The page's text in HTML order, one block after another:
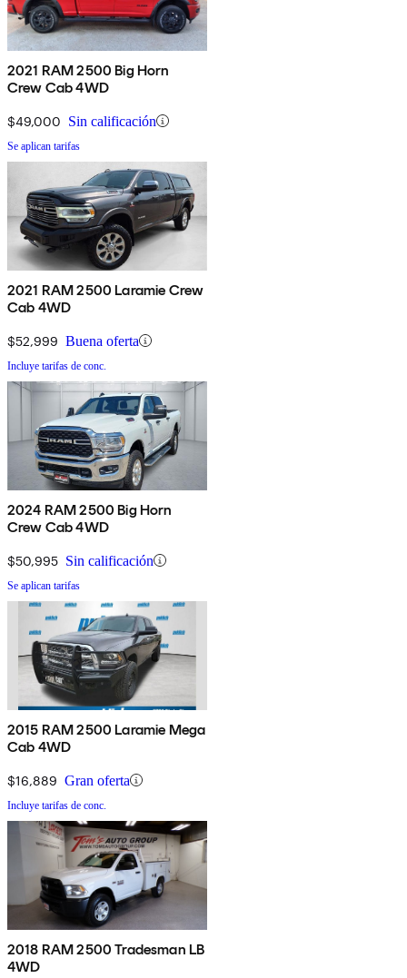
2021 RAM 2500 Big Horn
Crew Cab 4WD
$49,000 Sin calificación
Se aplican tarifas
2021 RAM 2500 Laramie Crew
Cab 4WD
$52,999 Buena oferta
Incluye tarifas de conc.
2024 RAM 2500 Big Horn
Crew Cab 4WD
$50,995 Sin calificación
Se aplican tarifas
2015 RAM 2500 Laramie Mega
Cab 4WD
$16,889 Gran oferta
Incluye tarifas de conc.
2018 RAM 2500 Tradesman LB
4WD